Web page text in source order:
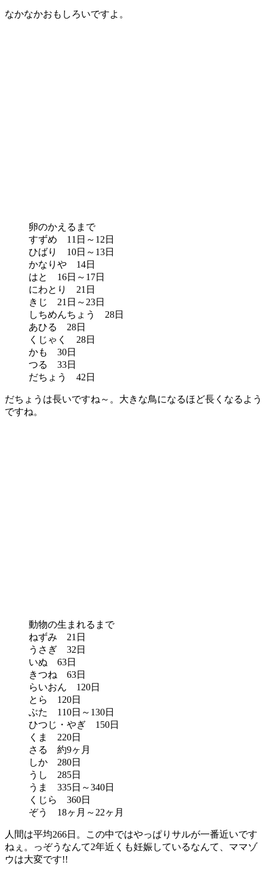
なかなかおもしろいですよ。
卵のかえるまで
すずめ 11日～12日
ひばり 10日～13日
かなりや 14日
はと 16日～17日
にわとり 21日
きじ 21日～23日
しちめんちょう 28日
あひる 28日
くじゃく 28日
かも 30日
つる 33日
だちょう 42日
だちょうは長いですね～。大きな鳥になるほど長くなるよう
ですね。
動物の生まれるまで
ねずみ 21日
うさぎ 32日
いぬ 63日
きつね 63日
らいおん 120日
とら 120日
ぶた 110日～130日
ひつじ・やぎ 150日
くま 220日
さる 約9ヶ月
しか 280日
うし 285日
うま 335日～340日
くじら 360日
ぞう 18ヶ月～22ヶ月
人間は平均266日。この中ではやっぱりサルが一番近いです
ねぇ。っぞうなんて2年近くも妊娠しているなんて、ママゾ
ウは大変です!!